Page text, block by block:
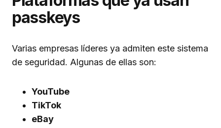
passkeys
Varias empresas líderes ya admiten este sistema
de seguridad. Algunas de ellas son:
YouTube
TikTok
eBay